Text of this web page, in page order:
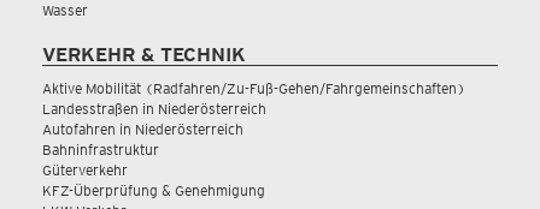
Wasser
VERKEHR & TECHNIK
Aktive Mobilität (Radfahren/Zu-Fuß-Gehen/Fahrgemeinschaften)
Landesstraßen in Niederösterreich
Autofahren in Niederösterreich
Bahninfrastruktur
Güterverkehr
KFZ-Überprüfung & Genehmigung